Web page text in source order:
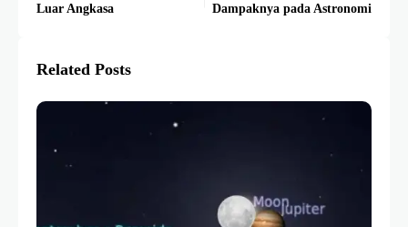
Luar Angkasa
Dampaknya pada Astronomi
Related Posts